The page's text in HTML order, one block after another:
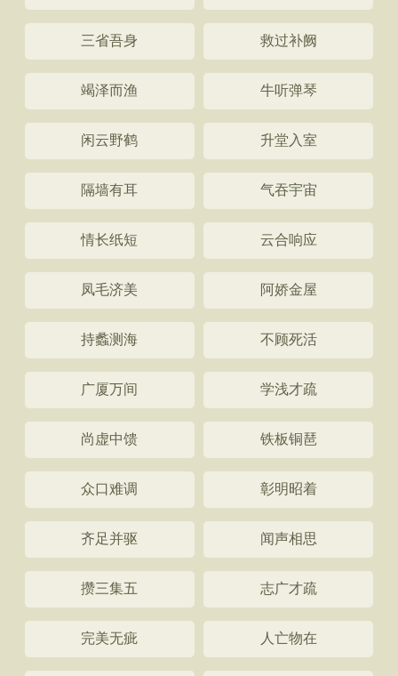
三省吾身 救过补阙
竭泽而渔 牛听弹琴
闲云野鹤 升堂入室
隔墙有耳 气吞宇宙
情长纸短 云合响应
凤毛济美 阿娇金屋
持蠡测海 不顾死活
广厦万间 学浅才疏
尚虚中馈 铁板铜琶
众口难调 彰明昭着
齐足并驱 闻声相思
攒三集五 志广才疏
完美无疵 人亡物在